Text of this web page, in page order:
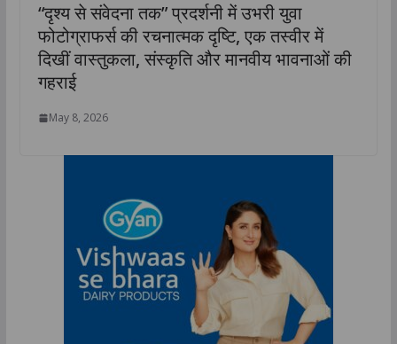
“दृश्य से संवेदना तक” प्रदर्शनी में उभरी युवा
फोटोग्राफर्स की रचनात्मक दृष्टि, एक तस्वीर में
दिखीं वास्तुकला, संस्कृति और मानवीय भावनाओं की
गहराई
May 8, 2026